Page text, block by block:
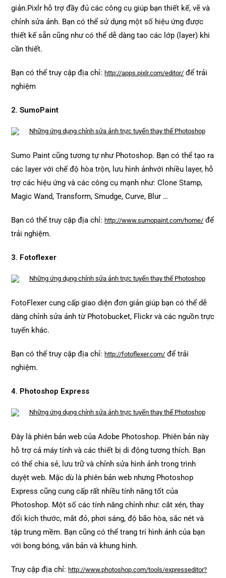
giản.Pixlr hỗ trợ đầy đủ các công cụ giúp bạn thiết kế, vẽ và
chỉnh sửa ảnh. Bạn có thể sử dụng một số hiệu ứng được
thiết kế sẵn cũng như có thể dễ dàng tao các lớp (layer) khi
cần thiết.
Bạn có thể truy cập địa chỉ:http://apps.pixlr.com/editor/ để trải
nghiệm
2. SumoPaint
Sumo Paint cũng tương tự như Photoshop. Bạn có thể tạo ra
các layer với chế độ hòa trộn, lưu hình ảnhvới nhiều layer, hỗ
trợ các hiệu ứng và các công cụ mạnh như: Clone Stamp,
Magic Wand, Transform, Smudge, Curve, Blur …
Bạn có thể truy cập địa chỉ:http://www.sumopaint.com/home/ để
trải nghiệm.
3. Fotoflexer
FotoFlexer cung cấp giao diện đơn giản giúp bạn có thể dễ
dàng chỉnh sửa ảnh từ Photobucket, Flickr và các nguồn trực
tuyến khác.
Bạn có thể truy cập địa chỉ:http://fotoflexer.com/ để trải
nghiệm.
4. Photoshop Express
Đây là phiên bản web của Adobe Photoshop. Phiên bản này
hỗ trợ cả máy tính và các thiết bị di động tương thích. Bạn
có thể chia sẻ, lưu trữ và chỉnh sửa hình ảnh trong trình
duyệt web. Mặc dù là phiên bản web nhưng Photoshop
Express cũng cung cấp rất nhiều tính năng tốt của
Photoshop. Một số các tính năng chính như: cắt xén, thay
đổi kích thước, mắt đỏ, phơi sáng, độ bão hòa, sắc nét và
tập trung mềm. Bạn cũng có thể trang trí hình ảnh của bạn
với bong bóng, văn bản và khung hình.
Truy cập địa chỉ:http://www.photoshop.com/tools/expresseditor?